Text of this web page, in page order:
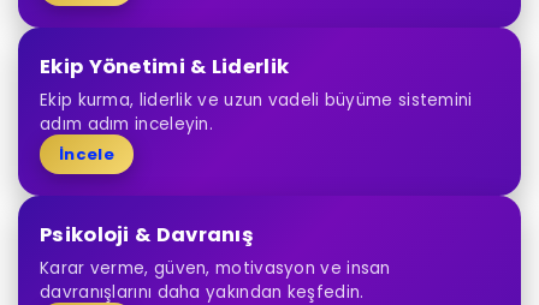
Ekip Yönetimi & Liderlik
Ekip kurma, liderlik ve uzun vadeli büyüme sistemini
adım adım inceleyin.
İncele
Psikoloji & Davranış
Karar verme, güven, motivasyon ve insan
davranışlarını daha yakından keşfedin.